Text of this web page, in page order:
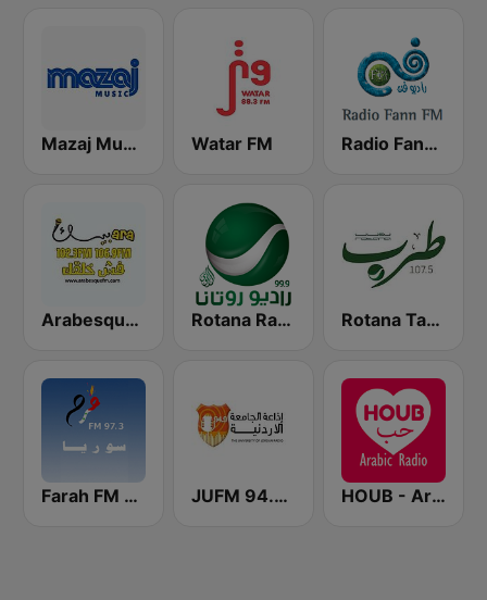
Mazaj Music Watar FM Radio Fann (راديو فن)
Arabesque FM - أرابيسك اف ام Rotana Radio (راديو روتانا) Rotana Tarab Jordan ( راديو روتانا طرب الاردن)
Farah FM - فرح إف إم JUFM 94.9 (إذاعة الجامعة الأردنية) HOUB - Arabic Radio